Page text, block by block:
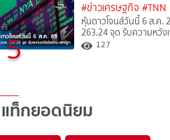
5
#ข่าวเศรษฐกิจ
หุ้นดาวโจนส์วันนี้ 6 ส.ค.
263.24 จุด รับความหวัง
127
แท็กยอดนิยม